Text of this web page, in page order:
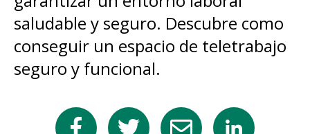
saludable y seguro. Descubre como
conseguir un espacio de teletrabajo
seguro y funcional.